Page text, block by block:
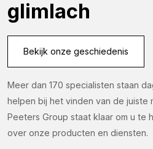
glimlach
Bekijk onze geschiedenis
Meer dan 170 specialisten staan
helpen bij het vinden van de juiste
Peeters Group staat klaar om u te
over onze producten en diensten.